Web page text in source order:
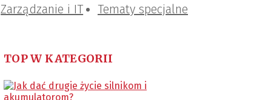
Zarządzanie i IT Tematy specjalne
TOP W KATEGORII